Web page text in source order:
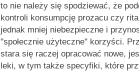
to nie należy się spodziewać, że
kontroli konsumpcję prozacu czy
jednak mniej niebezpieczne i
"społecznie użyteczne" korzyści.
stara się raczej opracować nowe,
leki, w tym także specyfiki, które